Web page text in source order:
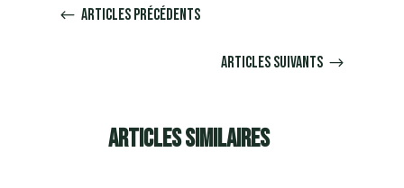
# Articles précédents
Articles suivants $
Articles similaires